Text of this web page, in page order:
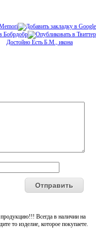
Достойно Есть Б.М., икона
Всегда в наличии на
то изделие, которое покупаете.